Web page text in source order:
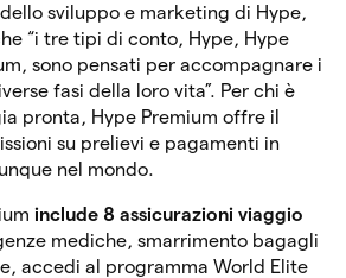
sviluppo e marketing di Hype,
“i tre tipi di conto, Hype, Hype
sono pensati per accompagnare i
fasi della loro vita”. Per chi è
pronta, Hype Premium offre il
su prelievi e pagamenti in
nel mondo.
include 8 assicurazioni viaggio
mediche, smarrimento bagagli
accedi al programma World Elite